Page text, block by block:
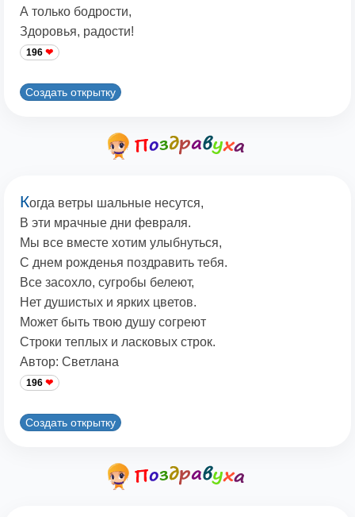
А только бодрости,
Здоровья, радости!
196
Создать открытку
Когда ветры шальные несутся,
В эти мрачные дни февраля.
Мы все вместе хотим улыбнуться,
С днем рожденья поздравить тебя.
Все засохло, сугробы белеют,
Нет душистых и ярких цветов.
Может быть твою душу согреют
Строки теплых и ласковых строк.
Автор: Светлана
196
Создать открытку